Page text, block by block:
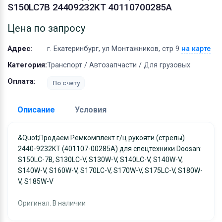
S150LC7B 24409232KT 40110700285A
Цена по запросу
Адрес: г. Екатеринбург, ул Монтажников, стр 9 на карте
Категория:Транспорт / Автозапчасти / Для грузовых
Оплата:
По счету
Описание Условия
&quot;Продаем Ремкомплект г/ц рукояти (стрелы)
2440-9232KT (401107-00285A) для спецтехники Doosan:
S150LC-7B, S130LC-V, S130W-V, S140LC-V, S140W-V,
S140W-V, S160W-V, S170LC-V, S170W-V, S175LC-V, S180W-
V, S185W-V
Оригинал. В наличии
Доставка:
Адрес самовывоза: г. Екатеринбург, ул
Монтажников, стр 9
Условия и гарантии:
после получения оплаты и отправляются через UPS